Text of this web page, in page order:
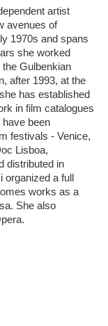
artist
avenues of
1970s and spans
she worked
Gulbenkian
after 1993, at the
has established
in film catalogues
been
festivals - Venice,
Lisboa,
distributed in
organized a full
works as a
She also